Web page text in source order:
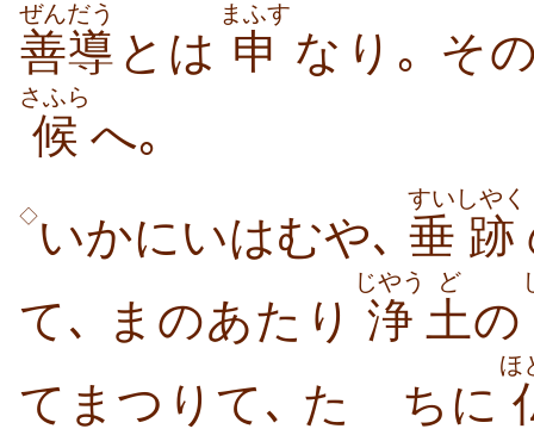
善導
ぜんだう
とは 申
まふす
なり｡ そ
候
さふら
へ｡
◇いかにいはむや､ 垂
すい
跡
しやく
て､ まのあたり 浄
じやう
土
ど
の
てまつりて､ たゞちに
ほ